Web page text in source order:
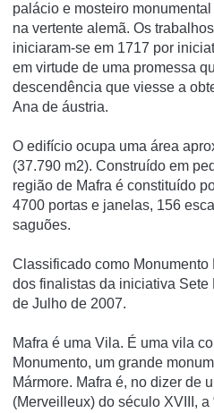
palácio e mosteiro
na vertente alemã. Os
iniciaram-se em 1717 por
em virtude de uma promessa
descendência que viesse a
Ana de áustria.
O edifí­cio ocupa uma área
(37.790 m2). Construí­do em
região de Mafra é constituí­do
4700 portas e janelas, 156
saguões.
Classificado como
dos finalistas da iniciativa Sete
de Julho de 2007.
Mafra é uma Vila. É uma vila
Monumento, um grande
Mármore. Mafra é, no dizer de
(Merveilleux) do século XVIII, a